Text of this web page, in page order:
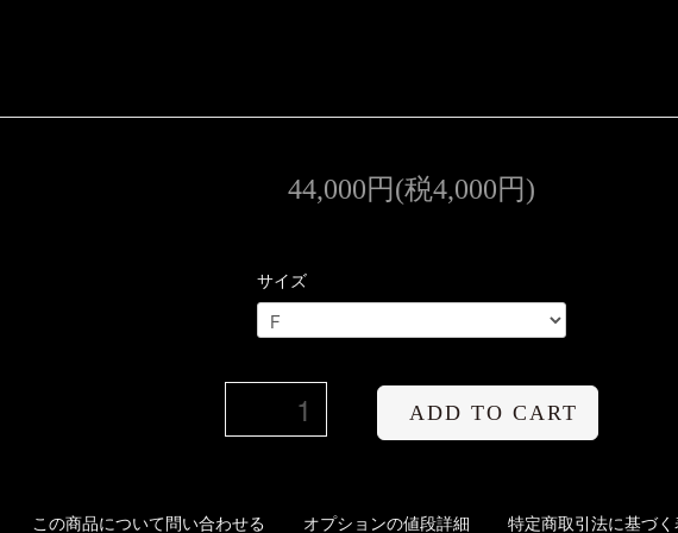
44,000円(税4,000円)
サイズ
ADD TO CART
この商品について問い合わせる オプションの値段詳細 特定商取引法に基づく